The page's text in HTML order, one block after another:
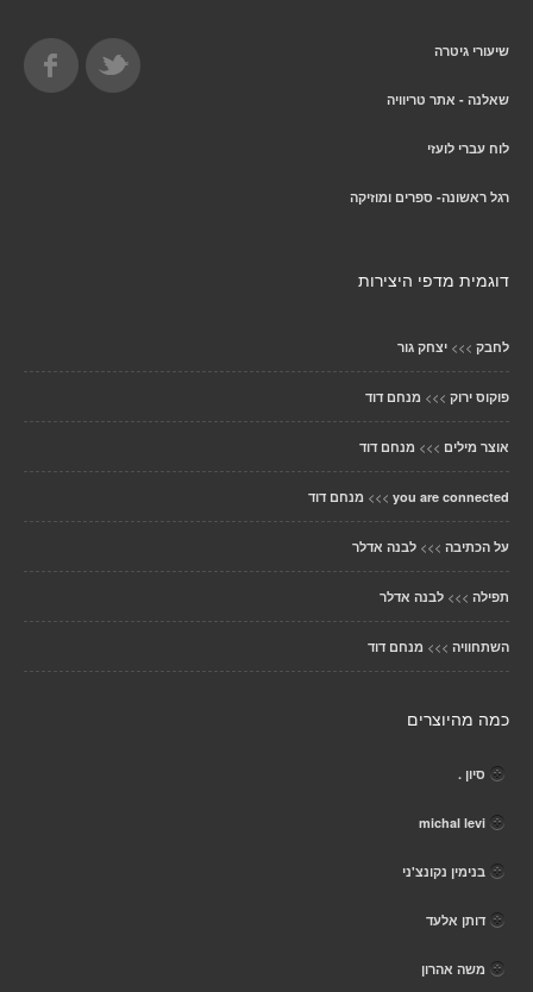
שיעורי גיטרה
שאלנה - אתר טריוויה
לוח עברי לועזי
רגל ראשונה- ספרים ומוזיקה
דוגמית מדפי היצירות
לחבק >>> יצחק גור
פוקוס ירוק >>> מנחם דוד
אוצר מילים >>> מנחם דוד
you are connected
>>> מנחם דוד
על הכתיבה >>> לבנה אדלר
תפילה >>> לבנה אדלר
השתחוויה >>> מנחם דוד
כמה מהיוצרים
סיון .
michal levi
בנימין נקונצ'ני
דותן אלעד
משה אהרון